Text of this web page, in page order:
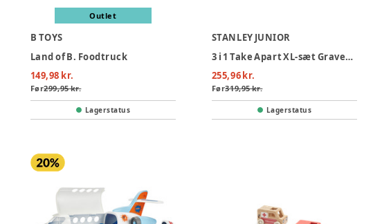
Outlet
B TOYS
Land of B. Foodtruck
149,98 kr.
Før299,95 kr.
Lagerstatus
STANLEY JUNIOR
3 i 1 Take Apart XL-sæt Gravemaskine
255,96 kr.
Før319,95 kr.
Lagerstatus